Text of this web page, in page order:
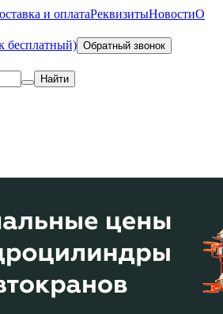
и оплатаРеквизитыНовостиО
бесплатный) Обратный звонок
Найти